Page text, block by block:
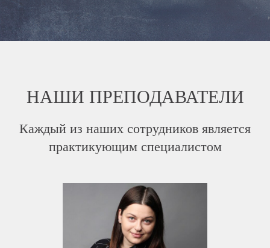
НАШИ ПРЕПОДАВАТЕЛИ
Каждый из наших сотрудников является
практикующим специалистом